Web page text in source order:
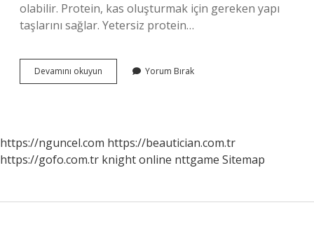
olabilir. Protein, kas oluşturmak için gereken yapı
taşlarını sağlar. Yetersiz protein…
Devamını okuyun
Alınması
Olur
Yorum Bırak
https://nguncel.com https://beautician.com.tr
https://gofo.com.tr knight online nttgame Sitemap